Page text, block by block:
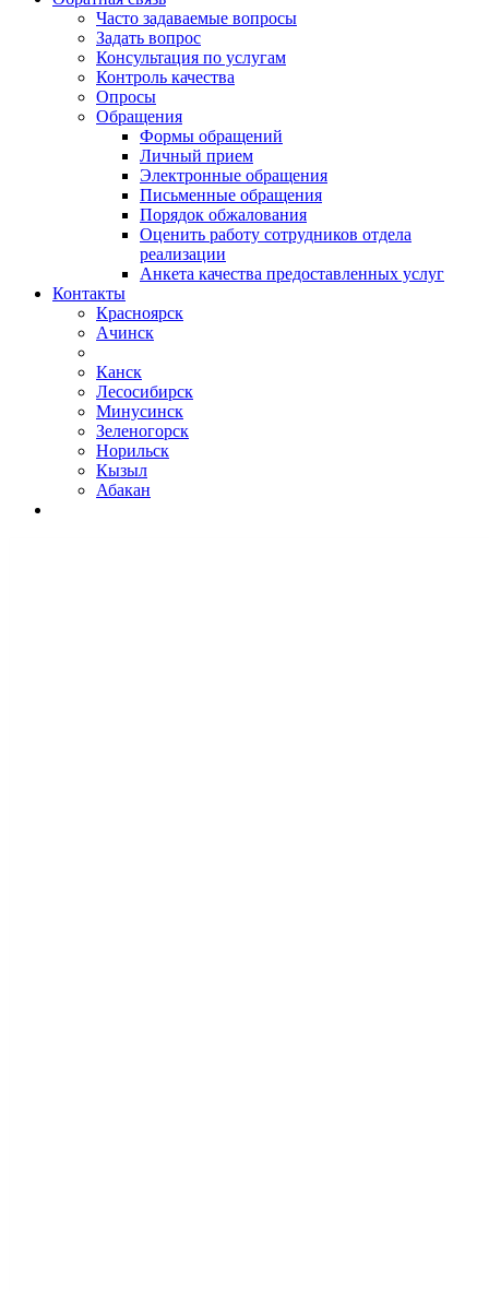
Часто задаваемые вопросы
Задать вопрос
Консультация по услугам
Контроль качества
Опросы
Обращения
Формы обращений
Личный прием
Электронные обращения
Письменные обращения
Порядок обжалования
Оценить работу сотрудников отдела
реализации
Анкета качества предоставленных услуг
Контакты
Красноярск
Ачинск
Канск
Лесосибирск
Минусинск
Зеленогорск
Норильск
Кызыл
Абакан